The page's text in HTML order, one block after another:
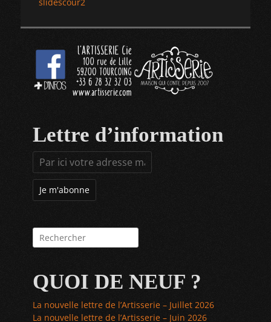
de
Lettre d’information
Rechercher :
QUOI DE NEUF ?
La nouvelle lettre de l’Artisserie – Juillet 2026
La nouvelle lettre de l’Artisserie – Juin 2026